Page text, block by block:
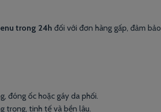
trong 24h đối với đơn hàng gấp, đảm bảo
đóng ốc hoặc gáy da phối.
trọng, tinh tế và bền lâu.